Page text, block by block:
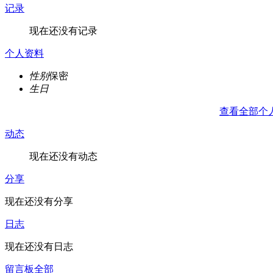
记录
现在还没有记录
个人资料
性别保密
生日
查看全部个
动态
现在还没有动态
分享
现在还没有分享
日志
现在还没有日志
留言板全部